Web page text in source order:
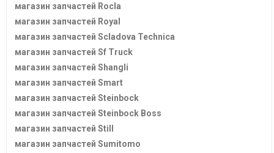
магазин запчастей Rocla
магазин запчастей Royal
магазин запчастей Scladova Technica
магазин запчастей Sf Truck
магазин запчастей Shangli
магазин запчастей Smart
магазин запчастей Steinbock
магазин запчастей Steinbock Boss
магазин запчастей Still
магазин запчастей Sumitomo